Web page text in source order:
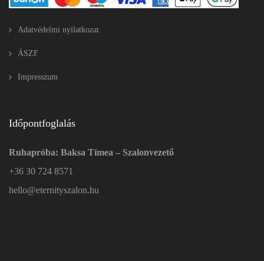
Adatvédelmi nyilatkozat
ÁSZF
Impresszum
Időpontfoglalás
Ruhapróba: Baksa Tímea – Szalonvezető
+36 30 724 8571
hello@eternityszalon.hu